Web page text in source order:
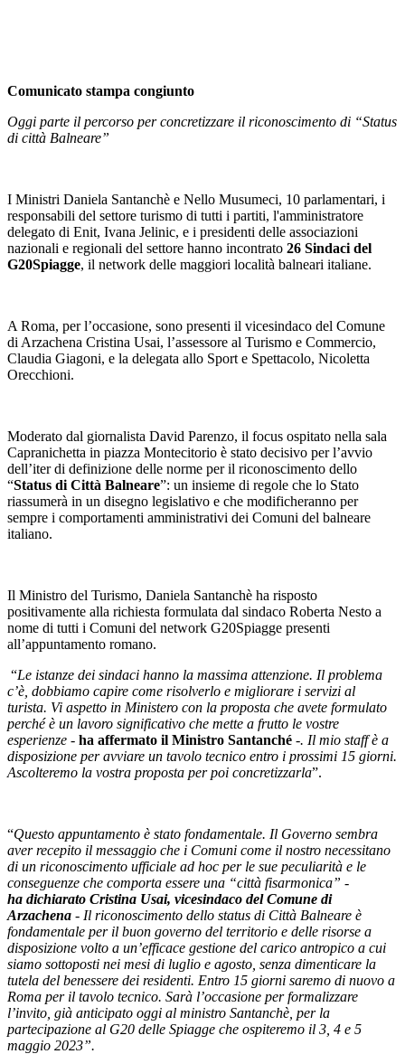
Comunicato stampa congiunto
Oggi parte il percorso per concretizzare il riconoscimento di “Status
di città Balneare”
I Ministri Daniela Santanchè e Nello Musumeci, 10 parlamentari, i
responsabili del settore turismo di tutti i partiti, l'amministratore
delegato di Enit, Ivana Jelinic, e i presidenti delle associazioni
nazionali e regionali del settore hanno incontrato 26 Sindaci del
G20Spiagge, il network delle maggiori località balneari italiane.
A Roma, per l’occasione, sono presenti il vicesindaco del Comune
di Arzachena Cristina Usai, l’assessore al Turismo e Commercio,
Claudia Giagoni, e la delegata allo Sport e Spettacolo, Nicoletta
Orecchioni.
Moderato dal giornalista David Parenzo, il focus ospitato nella sala
Capranichetta in piazza Montecitorio è stato decisivo per l’avvio
dell’iter di definizione delle norme per il riconoscimento dello
“Status di Città Balneare”: un insieme di regole che lo Stato
riassumerà in un disegno legislativo e che modificheranno per
sempre i comportamenti amministrativi dei Comuni del balneare
italiano.
Il Ministro del Turismo, Daniela Santanchè ha risposto
positivamente alla richiesta formulata dal sindaco Roberta Nesto a
nome di tutti i Comuni del network G20Spiagge presenti
all’appuntamento romano.
“Le istanze dei sindaci hanno la massima attenzione. Il problema
c’è, dobbiamo capire come risolverlo e migliorare i servizi al
turista. Vi aspetto in Ministero con la proposta che avete formulato
perché è un lavoro significativo che mette a frutto le vostre
esperienze - ha affermato il Ministro Santanché -. Il mio staff è a
disposizione per avviare un tavolo tecnico entro i prossimi 15 giorni.
Ascolteremo la vostra proposta per poi concretizzarla”.
“Questo appuntamento è stato fondamentale. Il Governo sembra
aver recepito il messaggio che i Comuni come il nostro necessitano
di un riconoscimento ufficiale ad hoc per le sue peculiarità e le
conseguenze che comporta essere una “città fisarmonica” -
ha dichiarato Cristina Usai, vicesindaco del Comune di
Arzachena - Il riconoscimento dello status di Città Balneare è
fondamentale per il buon governo del territorio e delle risorse a
disposizione volto a un’efficace gestione del carico antropico a cui
siamo sottoposti nei mesi di luglio e agosto, senza dimenticare la
tutela del benessere dei residenti. Entro 15 giorni saremo di nuovo a
Roma per il tavolo tecnico. Sarà l’occasione per formalizzare
l’invito, già anticipato oggi al ministro Santanchè, per la
partecipazione al G20 delle Spiagge che ospiteremo il 3, 4 e 5
maggio 2023”.